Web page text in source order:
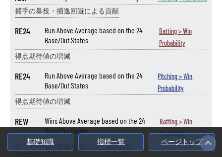
捕手の暴投・捕逸回避による貢献
RE24
Run Above Average based on the 24
Base/Out States
Batting > Win
Probability
得点期待値の増減
RE24
Run Above Average based on the 24
Base/Out States
Pitching > Win
Probability
得点期待値の増減
REW
Wins Above Average based on the 24
Base/Out States
Batting > Win
Probability
得点期待値の増減を基にした勝利貢献
基礎知識 指標一覧 ページトップ